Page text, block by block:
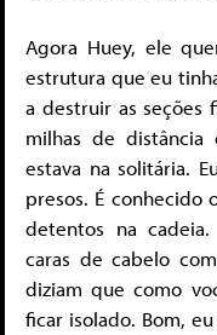
Agora Huey, ele
estrutura que eu
a destruir as seções
milhas de distância
estava na solitária.
presos. É conhecido
detentos na
caras de cabelo
diziam que como
ficar isolado. Bom,